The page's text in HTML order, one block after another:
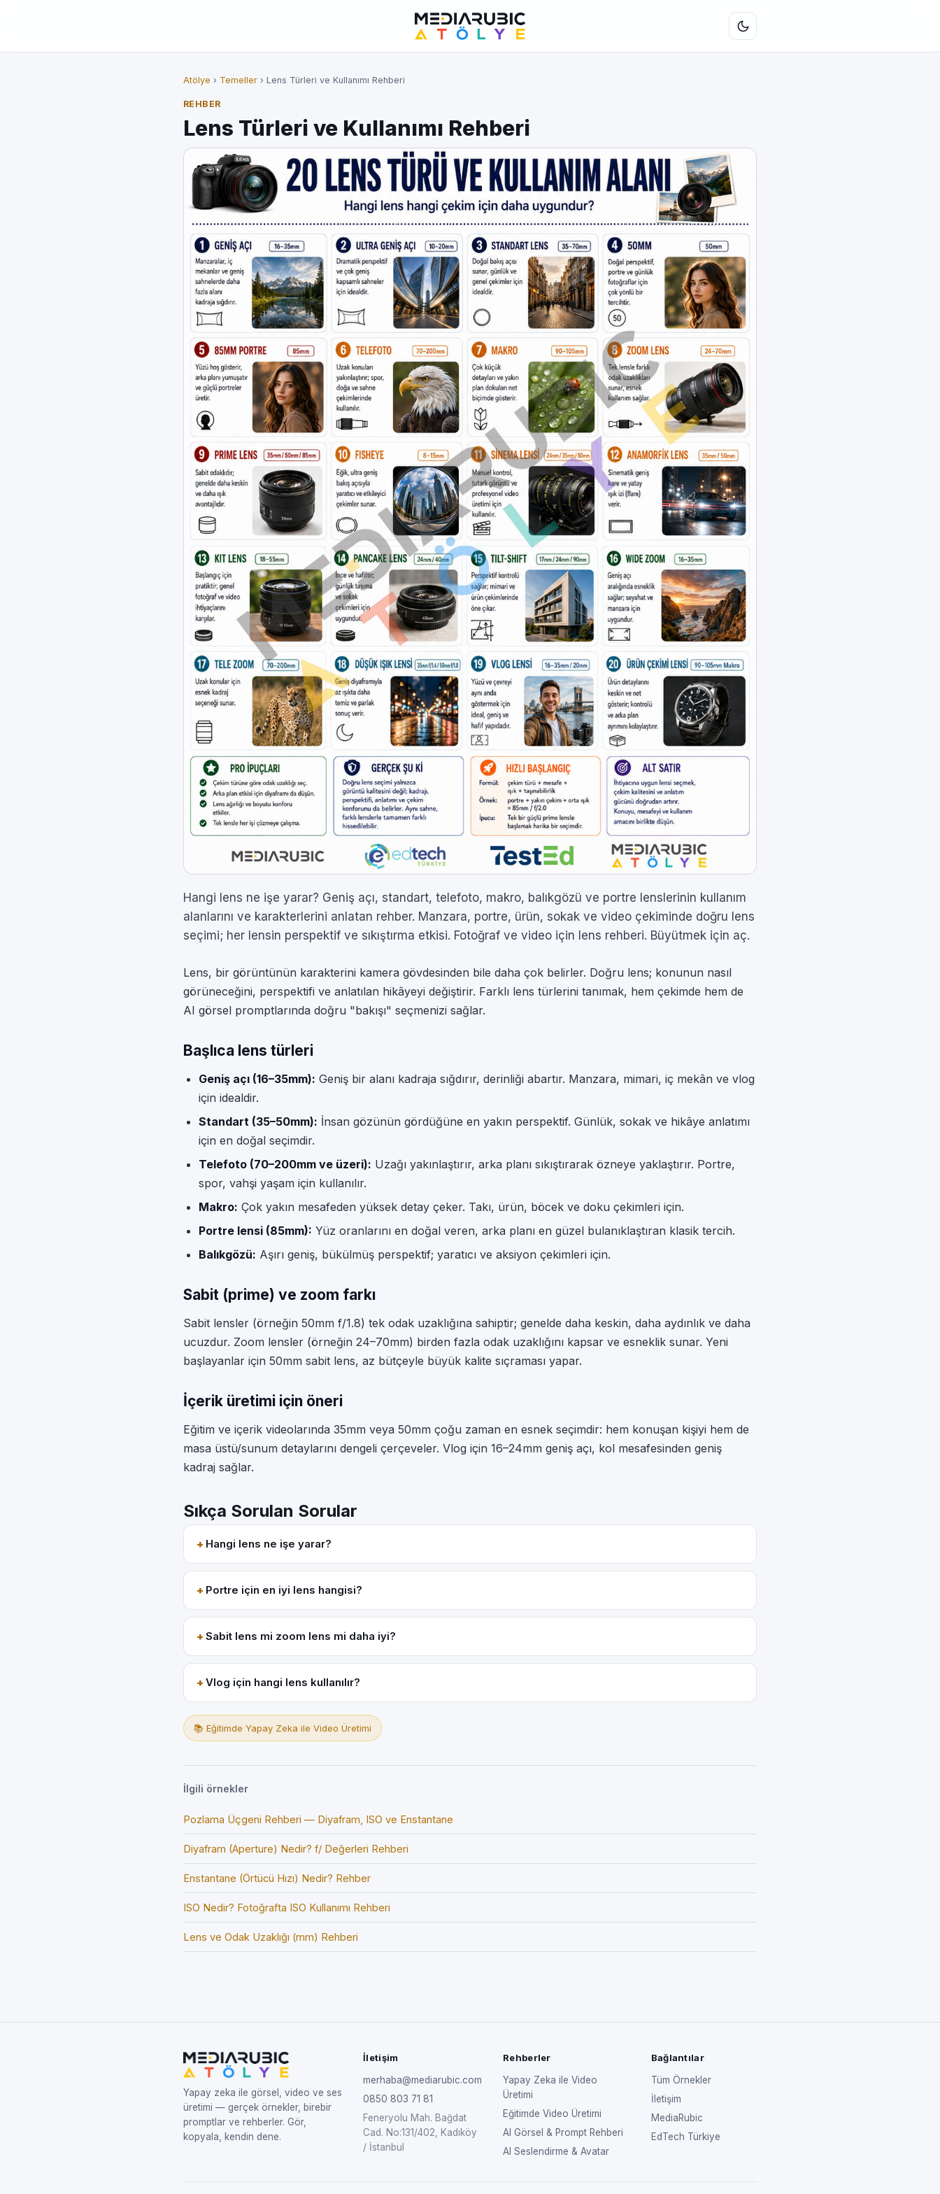
Atölye › Temeller › Lens Türleri ve Kullanımı Rehberi
REHBER
Lens Türleri ve Kullanımı Rehberi
Hangi lens ne işe yarar? Geniş açı, standart, telefoto, makro, balıkgözü ve portre lenslerinin kullanım
alanlarını ve karakterlerini anlatan rehber. Manzara, portre, ürün, sokak ve video çekiminde doğru lens
seçimi; her lensin perspektif ve sıkıştırma etkisi. Fotoğraf ve video için lens rehberi. Büyütmek için aç.
Lens, bir görüntünün karakterini kamera gövdesinden bile daha çok belirler. Doğru lens; konunun nasıl
görüneceğini, perspektifi ve anlatılan hikâyeyi değiştirir. Farklı lens türlerini tanımak, hem çekimde hem de
AI görsel promptlarında doğru "bakışı" seçmenizi sağlar.
Başlıca lens türleri
Geniş açı (16–35mm): Geniş bir alanı kadraja sığdırır, derinliği abartır. Manzara, mimari, iç mekân ve vlog
için idealdir.
Standart (35–50mm): İnsan gözünün gördüğüne en yakın perspektif. Günlük, sokak ve hikâye anlatımı
için en doğal seçimdir.
Telefoto (70–200mm ve üzeri): Uzağı yakınlaştırır, arka planı sıkıştırarak özneye yaklaştırır. Portre,
spor, vahşi yaşam için kullanılır.
Makro: Çok yakın mesafeden yüksek detay çeker. Takı, ürün, böcek ve doku çekimleri için.
Portre lensi (85mm): Yüz oranlarını en doğal veren, arka planı en güzel bulanıklaştıran klasik tercih.
Balıkgözü: Aşırı geniş, bükülmüş perspektif; yaratıcı ve aksiyon çekimleri için.
Sabit (prime) ve zoom farkı
Sabit lensler (örneğin 50mm f/1.8) tek odak uzaklığına sahiptir; genelde daha keskin, daha aydınlık ve daha
ucuzdur. Zoom lensler (örneğin 24–70mm) birden fazla odak uzaklığını kapsar ve esneklik sunar. Yeni
başlayanlar için 50mm sabit lens, az bütçeyle büyük kalite sıçraması yapar.
İçerik üretimi için öneri
Eğitim ve içerik videolarında 35mm veya 50mm çoğu zaman en esnek seçimdir: hem konuşan kişiyi hem de
masa üstü/sunum detaylarını dengeli çerçeveler. Vlog için 16–24mm geniş açı, kol mesafesinden geniş
kadraj sağlar.
Sıkça Sorulan Sorular
Hangi lens ne işe yarar?
Portre için en iyi lens hangisi?
Sabit lens mi zoom lens mi daha iyi?
Vlog için hangi lens kullanılır?
📚 Eğitimde Yapay Zeka ile Video Üretimi
İlgili örnekler
Pozlama Üçgeni Rehberi — Diyafram, ISO ve Enstantane
Diyafram (Aperture) Nedir? f/ Değerleri Rehberi
Enstantane (Örtücü Hızı) Nedir? Rehber
ISO Nedir? Fotoğrafta ISO Kullanımı Rehberi
Lens ve Odak Uzaklığı (mm) Rehberi
Yapay zeka ile görsel, video ve ses
üretimi — gerçek örnekler, birebir
promptlar ve rehberler. Gör,
kopyala, kendin dene.
İletişim
merhaba@mediarubic.com
0850 803 71 81
Feneryolu Mah. Bağdat
Cad. No:131/402, Kadıköy
/ İstanbul
Rehberler
Yapay Zeka ile Video
Üretimi
Eğitimde Video Üretimi
AI Görsel & Prompt Rehberi
AI Seslendirme & Avatar
Bağlantılar
Tüm Örnekler
İletişim
MediaRubic
EdTech Türkiye